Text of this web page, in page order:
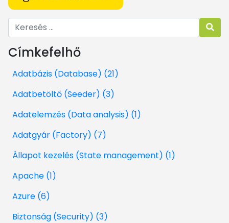
Címkefelhő
Adatbázis (Database) (21)
Adatbetöltő (Seeder) (3)
Adatelemzés (Data analysis) (1)
Adatgyár (Factory) (7)
Állapot kezelés (State management) (1)
Apache (1)
Azure (6)
Biztonság (Security) (3)